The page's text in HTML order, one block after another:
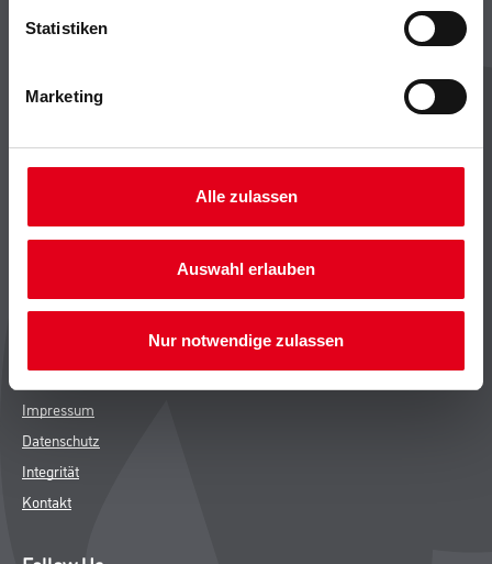
Statistiken
Marketing
Alle zulassen
Auswahl erlauben
Nur notwendige zulassen
CMS Gruppe
Leistungen
Sortiment
FAQ
Rechtliches
Nutzungsbedingungen
Impressum
Datenschutz
Integrität
Kontakt